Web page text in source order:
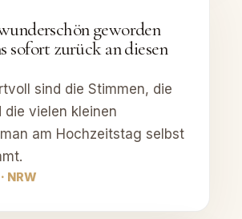
geworden
sofort zurück an diesen
sind die Stimmen, die
die vielen kleinen
am Hochzeitstag selbst
NRW